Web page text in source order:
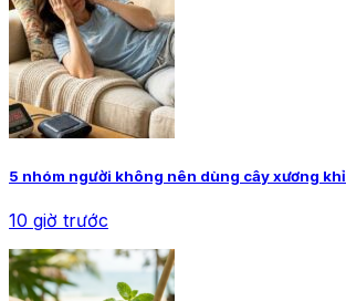
5 nhóm người không nên dùng cây xương khỉ
10 giờ trước